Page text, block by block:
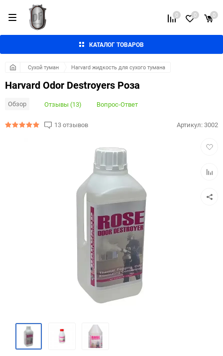
КАТАЛОГ ТОВАРОВ
0 0 0
Сухой туман Harvard жидкость для сухого тумана
Harvard Odor Destroyers Роза
Обзор Отзывы (13) Вопрос-Ответ
Артикул:3002
13 отзывов